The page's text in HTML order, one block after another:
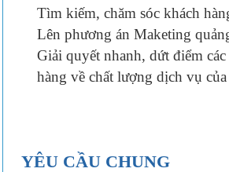
Tìm kiếm, chăm sóc khách
Lên phương án Maketing
Giải quyết nhanh, dứt điểm
hàng về chất lượng dịch vụ
YÊU CẦU CHUNG